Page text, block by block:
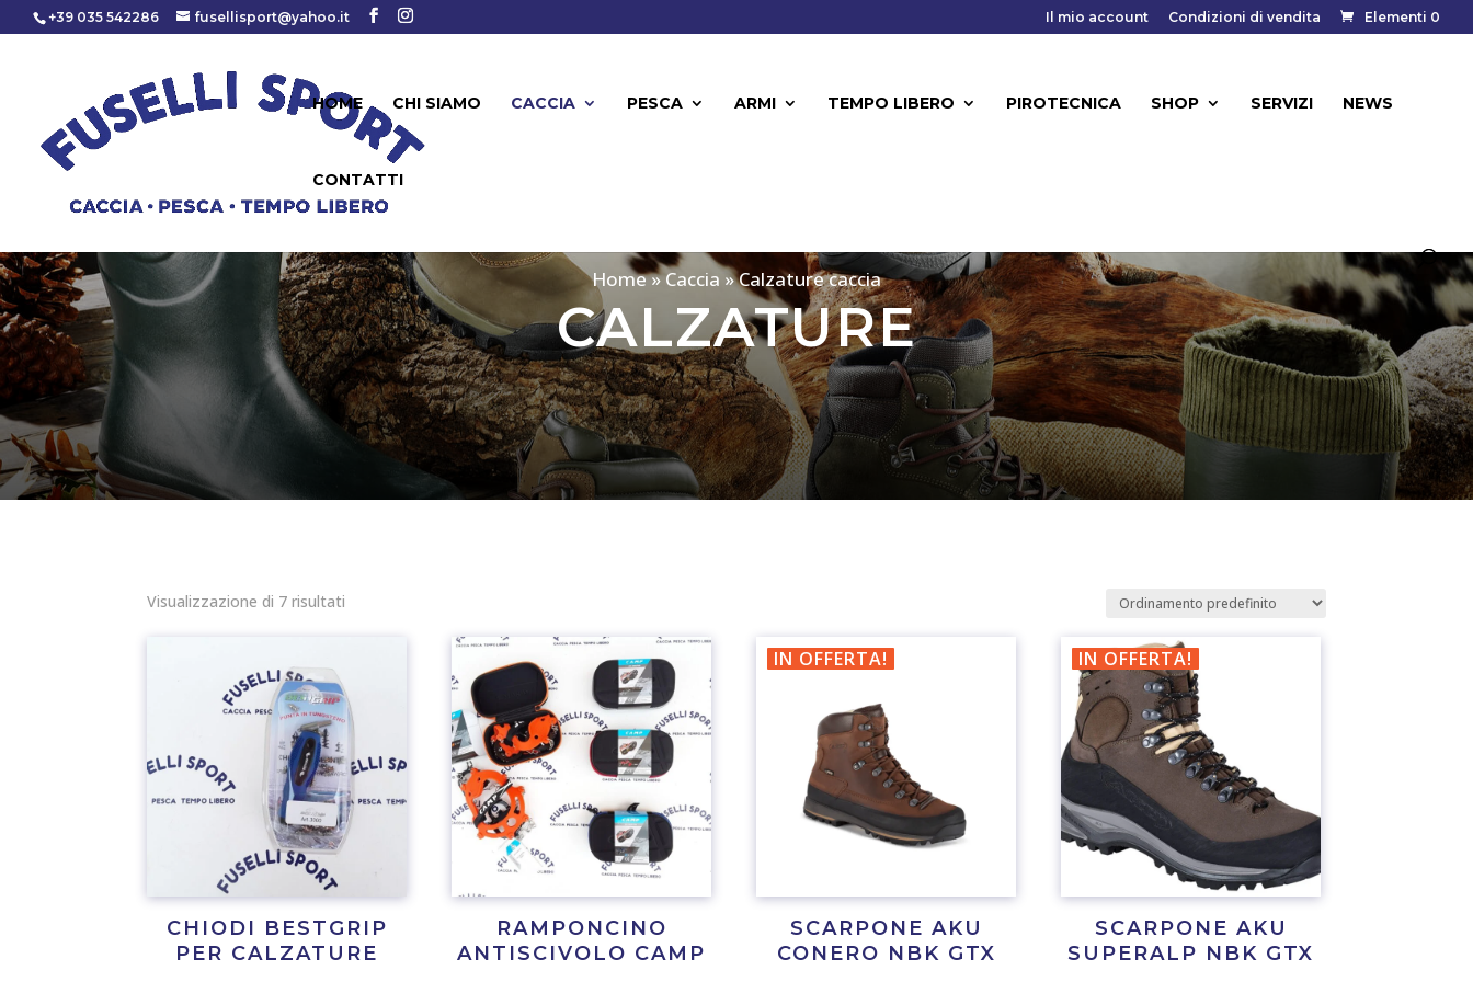
+39 035 542286 fusellisport@yahoo.it Il mio account Condizioni di vendita Elementi 0
HOME CHI SIAMO CACCIA PESCA ARMI TEMPO LIBERO PIROTECNICA SHOP SERVIZI NEWS
CONTATTI
Home»Caccia »Calzature caccia
CALZATURE
Visualizzazione di 7 risultati
CHIODI BESTGRIP
PER CALZATURE
RAMPONCINO
ANTISCIVOLO CAMP
IN OFFERTA!
SCARPONE AKU
CONERO NBK GTX
IN OFFERTA!
SCARPONE AKU
SUPERALP NBK GTX